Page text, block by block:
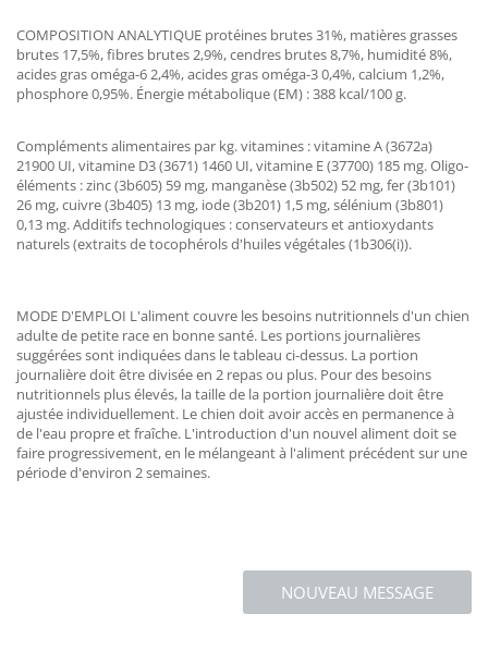
COMPOSITION ANALYTIQUE protéines brutes 31%, matières grasses
brutes 17,5%, fibres brutes 2,9%, cendres brutes 8,7%, humidité 8%,
acides gras oméga-6 2,4%, acides gras oméga-3 0,4%, calcium 1,2%,
phosphore 0,95%. Énergie métabolique (EM) : 388 kcal/100 g.
Compléments alimentaires par kg. vitamines : vitamine A (3672a)
21900 UI, vitamine D3 (3671) 1460 UI, vitamine E (37700) 185 mg. Oligo-
éléments : zinc (3b605) 59 mg, manganèse (3b502) 52 mg, fer (3b101)
26 mg, cuivre (3b405) 13 mg, iode (3b201) 1,5 mg, sélénium (3b801)
0,13 mg. Additifs technologiques : conservateurs et antioxydants
naturels (extraits de tocophérols d'huiles végétales (1b306(i)).
MODE D'EMPLOI L'aliment couvre les besoins nutritionnels d'un chien
adulte de petite race en bonne santé. Les portions journalières
suggérées sont indiquées dans le tableau ci-dessus. La portion
journalière doit être divisée en 2 repas ou plus. Pour des besoins
nutritionnels plus élevés, la taille de la portion journalière doit être
ajustée individuellement. Le chien doit avoir accès en permanence à
de l'eau propre et fraîche. L'introduction d'un nouvel aliment doit se
faire progressivement, en le mélangeant à l'aliment précédent sur une
période d'environ 2 semaines.
NOUVEAU MESSAGE